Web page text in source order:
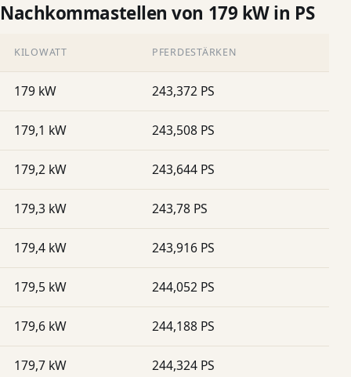
Nachkommastellen von 179 kW in PS
KILOWATT PFERDESTÄRKEN
179 kW 243,372 PS
179,1 kW 243,508 PS
179,2 kW 243,644 PS
179,3 kW 243,78 PS
179,4 kW 243,916 PS
179,5 kW 244,052 PS
179,6 kW 244,188 PS
179,7 kW 244,324 PS